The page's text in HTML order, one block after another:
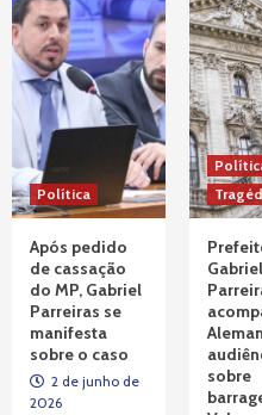
Política
Após pedido
de cassação
do MP, Gabriel
Parreiras se
manifesta
sobre o caso
2 de junho de
2026
Gabriel
sobre